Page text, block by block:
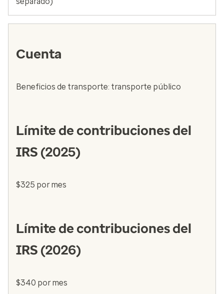
Cuenta
Beneficios de transporte: transporte público
Límite de contribuciones del
IRS (2025)
$325 por mes
Límite de contribuciones del
IRS (2026)
$340 por mes